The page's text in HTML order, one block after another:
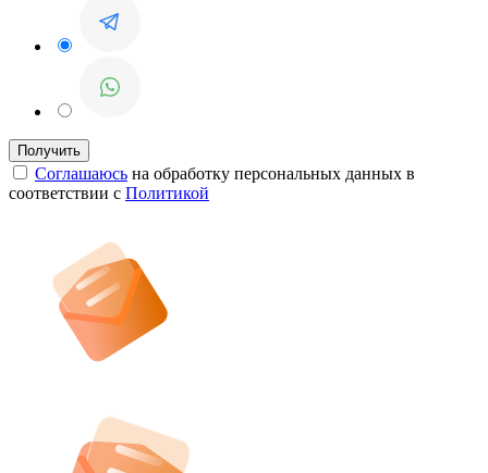
Соглашаюсь на обработку персональных данных в
соответствии с Политикой